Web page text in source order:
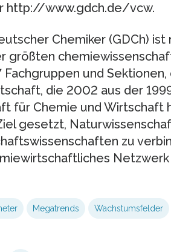
http://www.gdch.de/vcw.
Chemiker (GDCh)
größten
und
die 2002 aus der
für Chemie und Wirtschaft
gesetzt,
zu
Netzwerk
Megatrends Wachstumsfelder